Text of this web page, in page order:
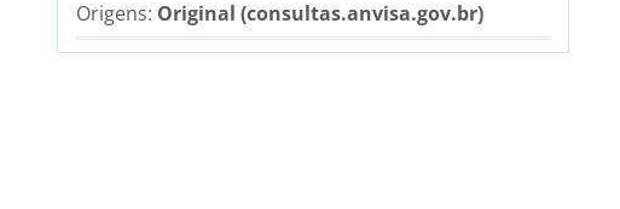
Origens: Original (consultas.anvisa.gov.br)